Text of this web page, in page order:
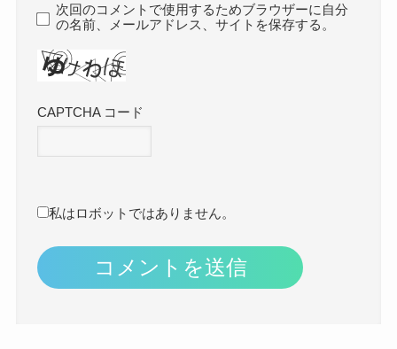
次回のコメントで使用するためブラウザーに自分
の名前、メールアドレス、サイトを保存する。
CAPTCHA コード
私はロボットではありません。